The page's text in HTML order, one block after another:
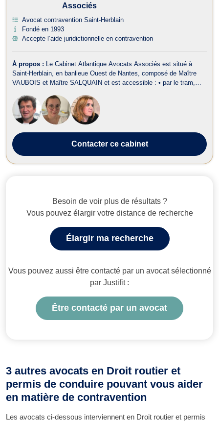
Associés
Avocat contravention Saint-Herblain
Fondé en 1993
Accepte l’aide juridictionnelle en contravention
À propos :
Le Cabinet Atlantique Avocats Associés est situé à
Saint-Herblain, en banlieue Ouest de Nantes, composé de Maître
VAUBOIS et Maître SALQUAIN et est accessible : • par le tram,
Egalement, le Cabinet dispose d'une structure secondaire au 258,
rue Ferdinan...
Contacterce cabinet
Besoin de voir plus de résultats ?
Vous pouvez élargir votre distance de recherche
Élargir ma recherche
Vous pouvez aussi être contacté par un avocat sélectionné
par Justifit :
Être contacté par un avocat
3 autres avocats en Droit routier et
permis de conduire pouvant vous aider
en matière de contravention
Les avocats ci-dessous interviennent en Droit routier et permis